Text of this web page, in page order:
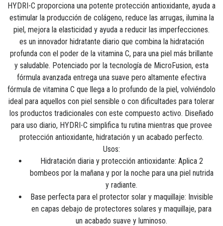
HYDRI-C proporciona una potente protección antioxidante, ayuda a
estimular la producción de colágeno, reduce las arrugas, ilumina la
piel, mejora la elasticidad y ayuda a reducir las imperfecciones.
es un innovador hidratante diario que combina la hidratación
profunda con el poder de la vitamina C, para una piel más brillante
y saludable. Potenciado por la tecnología de MicroFusion, esta
fórmula avanzada entrega una suave pero altamente efectiva
fórmula de vitamina C que llega a lo profundo de la piel, volviéndolo
ideal para aquellos con piel sensible o con dificultades para tolerar
los productos tradicionales con este compuesto activo. Diseñado
para uso diario, HYDRI-C simplifica tu rutina mientras que provee
protección antioxidante, hidratación y un acabado perfecto.
Usos:
Hidratación diaria y protección antioxidante: Aplica 2
bombeos por la mañana y por la noche para una piel nutrida
y radiante.
Base perfecta para el protector solar y maquillaje: Invisible
en capas debajo de protectores solares y maquillaje, para
un acabado suave y luminoso.